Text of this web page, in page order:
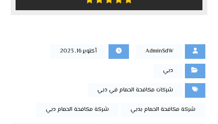
AdminSdW أكتوبر 16, 2023
دبي
شركات مكافحة الحمام في دبي
شركة مكافحة الحمام بدبي شركة مكافحة الحمام دبي